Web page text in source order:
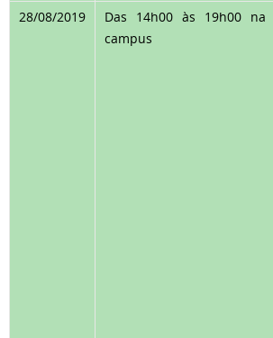
28/08/2019
Das 14h00 às 19h00 na
campus